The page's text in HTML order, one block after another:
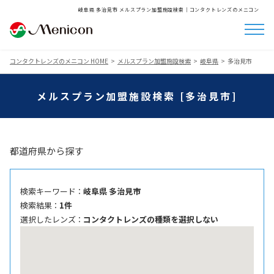
岐阜県 多治見市 メルスプラン加盟施設検索│コンタクトレンズのメニコン
コンタクトレンズのメニコン HOME メルスプラン加盟施設検索 岐阜県 多治見市
メルスプラン加盟施設検索 [多治見市]
都道府県から探す
検索キーワード ： 岐阜県 多治見市
検索結果 ： 1件
選択したレンズ ： コンタクトレンズの種類を選択しない